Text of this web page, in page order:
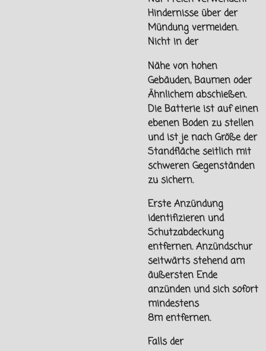
Hindernisse über der
Mündung vermeiden.
Nicht in der
Nähe von hohen
Gebäuden, Baumen oder
Ähnlichem abschießen.
Die Batterie ist auf einen
ebenen Boden zu stellen
und ist je nach Größe der
Standfläche seitlich mit
schweren Gegenständen
zu sichern.
Erste Anzündung
identifizieren und
Schutzabdeckung
entfernen. Anzündschur
seitwärts stehend am
äußersten Ende
anzünden und sich sofort
mindestens
8m entfernen.
Falls der